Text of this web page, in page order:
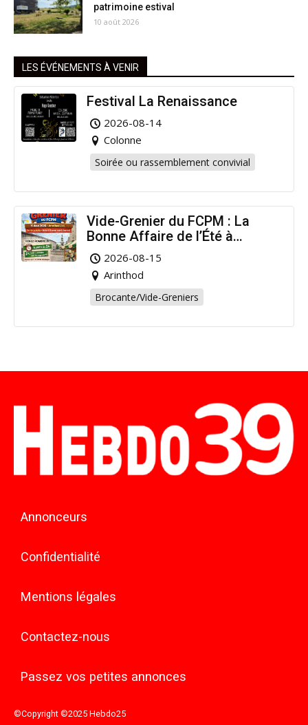
patrimoine estival
10 août 2026
LES ÉVÉNEMENTS À VENIR
Festival La Renaissance
2026-08-14
Colonne
Soirée ou rassemblement convivial
Vide-Grenier du FCPM : La
Bonne Affaire de l’Été à
Arinthod !
2026-08-15
Arinthod
Brocante/Vide-Greniers